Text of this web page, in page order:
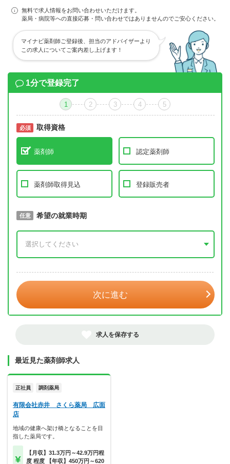
無料で求人情報をお問い合わせいただけます。
薬局・病院等への直接応募・問い合わせではありませんのでご安心ください。
マイナビ薬剤師ご登録後、担当のアドバイザーより
この求人についてご案内差し上げます！
1分で登録完了
1 2 3 4 5
必須 取得資格
薬剤師 認定薬剤師
薬剤師取得見込 登録販売者
必須 取得予定年
任意 希望の就業時期
次に進む
求人を保存する
最近見た薬剤師求人
正社員 調剤薬局
有限会社赤井 さくら薬局 広面
店
地域の健康へ架け橋となることを目
指した薬局です。
【月収】31.3万円～42.9万円程
度 程度 【年収】450万円～620